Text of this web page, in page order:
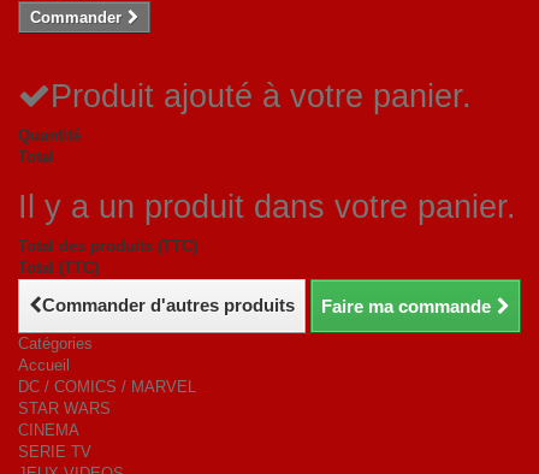
Commander
Produit ajouté à votre panier.
Quantité
Total
Il y a un produit dans votre panier.
Total des produits (TTC)
Total (TTC)
Commander d'autres produits Faire ma commande
Catégories
Accueil
DC / COMICS / MARVEL
STAR WARS
CINEMA
SERIE TV